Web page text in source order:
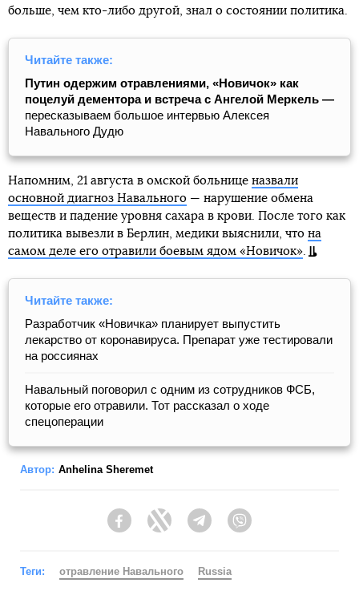
больше, чем кто-либо другой, знал о состоянии политика.
Читайте также:
Путин одержим отравлениями, «Новичок» как
поцелуй дементора и встреча с Ангелой Меркель —
пересказываем большое интервью Алексея
Навального Дудю
Напомним, 21 августа в омской больнице назвали
основной диагноз Навального — нарушение обмена
веществ и падение уровня сахара в крови. После того как
политика вывезли в Берлин, медики выяснили, что на
самом деле его отравили боевым ядом «Новичок»
Читайте также:
Разработчик «Новичка» планирует выпустить
лекарство от коронавируса. Препарат уже тестировали
на россиянах
Навальный поговорил с одним из сотрудников ФСБ,
которые его отравили. Тот рассказал о ходе
спецоперации
Автор: Anhelina Sheremet
FacebookTwitter Telegram
Теги: отравление Навального Russia